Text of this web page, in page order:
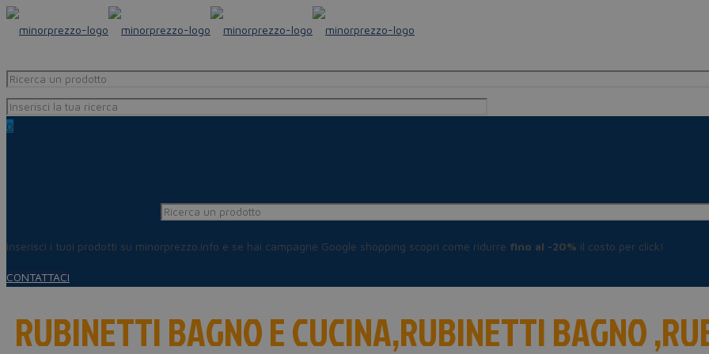
0
Inserisci i tuoi prodotti su minorprezzo.info e se hai campagne Google shopping scopri come ridurre fino al -20% il costo per click!
CONTATTACI
RUBINETTI BAGNO E CUCINA,RUBINETTI BAGNO